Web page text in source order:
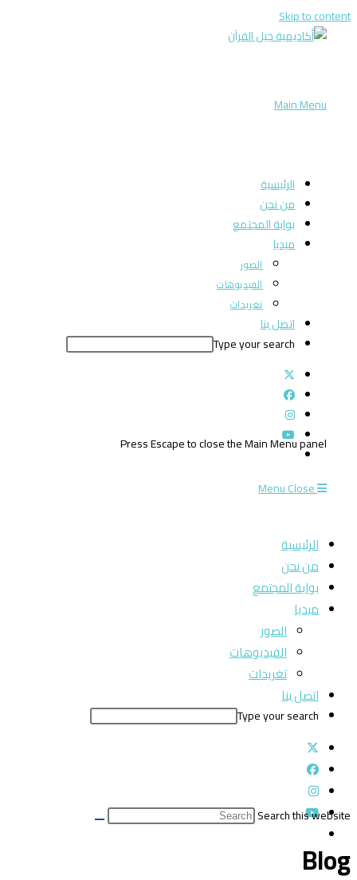
Skip to content
Main Menu
الرئيسية
من نحن
بوابة المجتمع
ميديا
الصور
الفيديوهات
تغريدات
اتصل بنا
Type your search
Press Escape to close the Main Menu panel
MenuClose
الرئيسية
من نحن
بوابة المجتمع
ميديا
الصور
الفيديوهات
تغريدات
اتصل بنا
Type your search
Search this website
Blog